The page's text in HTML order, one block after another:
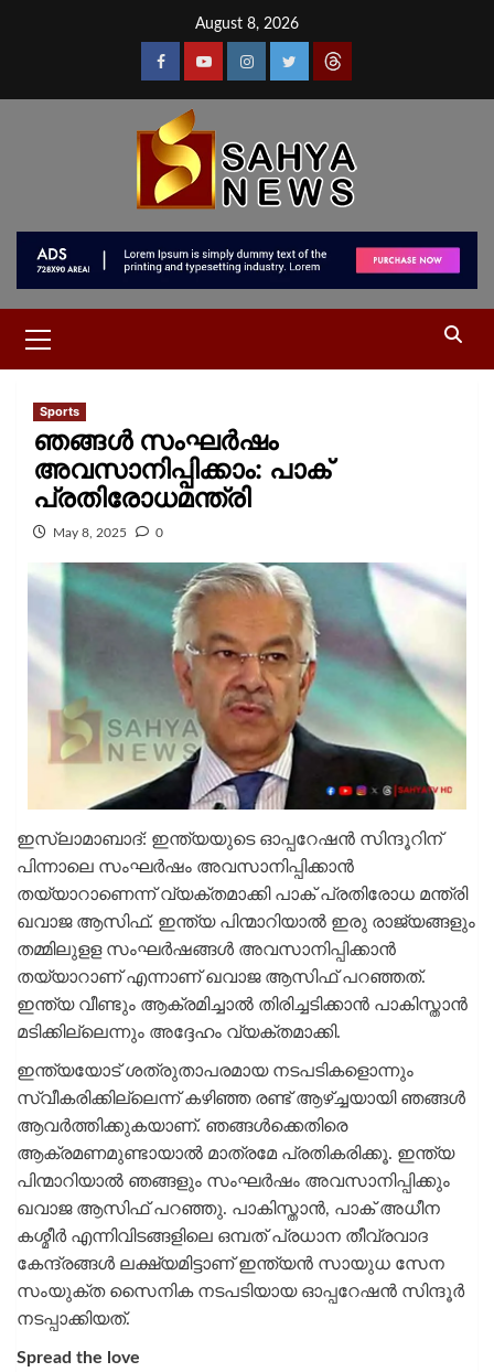
August 8, 2026
Sports
ഞങ്ങള്‍ സംഘര്‍ഷം
അവസാനിപ്പിക്കാം: പാക്
പ്രതിരോധമന്ത്രി
May 8, 2025 0
ഇസ്ലാമാബാദ്: ഇന്ത്യയുടെ ഓപ്പറേഷന്‍ സിന്ദൂറിന്
പിന്നാലെ സംഘര്‍ഷം അവസാനിപ്പിക്കാന്‍
തയ്യാറാണെന്ന് വ്യക്തമാക്കി പാക് പ്രതിരോധ മന്ത്രി
ഖവാജ ആസിഫ്. ഇന്ത്യ പിന്മാറിയാല്‍ ഇരു രാജ്യങ്ങളും
തമ്മിലുളള സംഘര്‍ഷങ്ങള്‍ അവസാനിപ്പിക്കാന്‍
തയ്യാറാണ് എന്നാണ് ഖവാജ ആസിഫ് പറഞ്ഞത്.
ഇന്ത്യ വീണ്ടും ആക്രമിച്ചാല്‍ തിരിച്ചടിക്കാന്‍ പാകിസ്താന്‍
മടിക്കില്ലെന്നും അദ്ദേഹം വ്യക്തമാക്കി.
ഇന്ത്യയോട് ശത്രുതാപരമായ നടപടികളൊന്നും
സ്വീകരിക്കില്ലെന്ന് കഴിഞ്ഞ രണ്ട് ആഴ്ച്ചയായി ഞങ്ങള്‍
ആവര്‍ത്തിക്കുകയാണ്. ഞങ്ങള്‍ക്കെതിരെ
ആക്രമണമുണ്ടായാല്‍ മാത്രമേ പ്രതികരിക്കൂ. ഇന്ത്യ
പിന്മാറിയാല്‍ ഞങ്ങളും സംഘര്‍ഷം അവസാനിപ്പിക്കും
ഖവാജ ആസിഫ് പറഞ്ഞു. പാകിസ്താന്‍, പാക് അധീന
കശ്മീര്‍ എന്നിവിടങ്ങളിലെ ഒമ്പത് പ്രധാന തീവ്രവാദ
കേന്ദ്രങ്ങള്‍ ലക്ഷ്യമിട്ടാണ് ഇന്ത്യന്‍ സായുധ സേന
സംയുക്ത സൈനിക നടപടിയായ ഓപ്പറേഷന്‍ സിന്ദൂര്‍
നടപ്പാക്കിയത്.
Spread the love